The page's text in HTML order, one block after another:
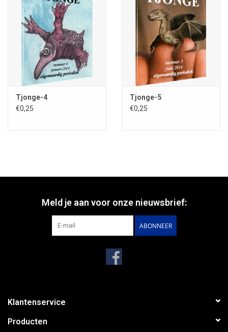
Tjonge-4
€0,25
Tjonge-5
€0,25
Meld je aan voor onze nieuwsbrief:
ABONNEER
Klantenservice
Producten